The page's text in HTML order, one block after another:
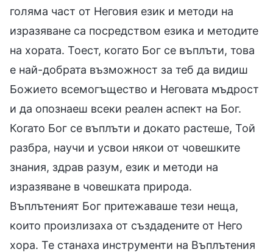
голяма част от Неговия език и методи на
изразяване са посредством езика и методите
на хората. Тоест, когато Бог се въплъти, това
е най-добрата възможност за теб да видиш
Божието всемогъщество и Неговата мъдрост
и да опознаеш всеки реален аспект на Бог.
Когато Бог се въплъти и докато растеше, Той
разбра, научи и усвои някои от човешките
знания, здрав разум, език и методи на
изразяване в човешката природа.
Въплътеният Бог притежаваше тези неща,
които произлизаха от създадените от Него
хора. Те станаха инструменти на Въплътения